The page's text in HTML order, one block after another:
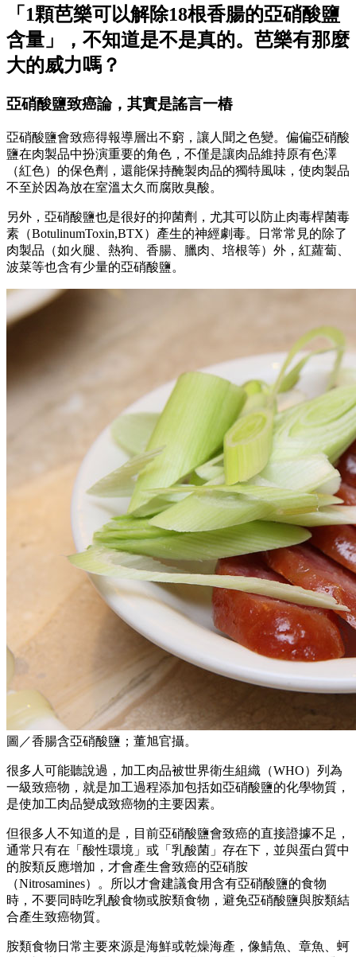
「1顆芭樂可以解除18根香腸的亞硝酸鹽
含量」，不知道是不是真的。芭樂有那麼
大的威力嗎？
亞硝酸鹽致癌論，其實是謠言一樁
亞硝酸鹽會致癌得報導層出不窮，讓人聞之色變。偏偏亞硝酸
鹽在肉製品中扮演重要的角色，不僅是讓肉品維持原有色澤
（紅色）的保色劑，還能保持醃製肉品的獨特風味，使肉製品
不至於因為放在室溫太久而腐敗臭酸。
另外，亞硝酸鹽也是很好的抑菌劑，尤其可以防止肉毒桿菌毒
素（BotulinumToxin,BTX）產生的神經劇毒。日常常見的除了
肉製品（如火腿、熱狗、香腸、臘肉、培根等）外，紅蘿蔔、
波菜等也含有少量的亞硝酸鹽。
圖／香腸含亞硝酸鹽；董旭官攝。
很多人可能聽說過，加工肉品被世界衛生組織（WHO）列為
一級致癌物，就是加工過程添加包括如亞硝酸鹽的化學物質，
是使加工肉品變成致癌物的主要因素。
但很多人不知道的是，目前亞硝酸鹽會致癌的直接證據不足，
通常只有在「酸性環境」或「乳酸菌」存在下，並與蛋白質中
的胺類反應增加，才會產生會致癌的亞硝胺
（Nitrosamines）。所以才會建議食用含有亞硝酸鹽的食物
時，不要同時吃乳酸食物或胺類食物，避免亞硝酸鹽與胺類結
合產生致癌物質。
胺類食物日常主要來源是海鮮或乾燥海產，像鯖魚、章魚、蚵